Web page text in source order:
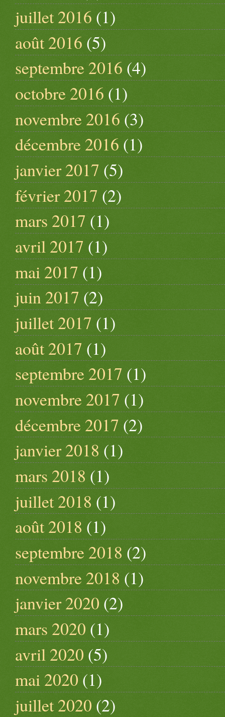
juillet 2016 (1)
août 2016 (5)
septembre 2016 (4)
octobre 2016 (1)
novembre 2016 (3)
décembre 2016 (1)
janvier 2017 (5)
février 2017 (2)
mars 2017 (1)
avril 2017 (1)
mai 2017 (1)
juin 2017 (2)
juillet 2017 (1)
août 2017 (1)
septembre 2017 (1)
novembre 2017 (1)
décembre 2017 (2)
janvier 2018 (1)
mars 2018 (1)
juillet 2018 (1)
août 2018 (1)
septembre 2018 (2)
novembre 2018 (1)
janvier 2020 (2)
mars 2020 (1)
avril 2020 (5)
mai 2020 (1)
juillet 2020 (2)